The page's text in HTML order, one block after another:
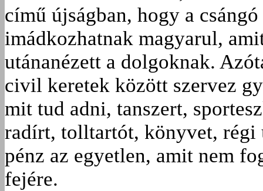
című újságban, hogy a
imádkozhatnak magyarul,
utánanézett a dolgoknak.
civil keretek között szervez
mit tud adni, tanszert,
radírt, tolltartót, könyvet, régi
pénz az egyetlen, amit nem
fejére.